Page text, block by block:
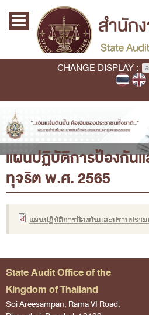
Skip to main content
Main menu
Home
Commission
State Audit Commission
State Audit Policy
Audit Standard
Promoting Fiscal & Financial
About SAO
History
Legal Framwork
Financial Disciplines Act
Auditor General
Executive
CHANGE DISPLAY :
You are here
Home แผนปฏิบัติการป้องกันและปราบปรามก
แผนปฏิบัติการป้องกันแ
ทุจริต พ.ศ. 2565
แผนปฏิบัติการป้องกันและปราบปรา
State Audit Office of the
Kingdom of Thailand
Soi Areesampan, Rama VI Road,